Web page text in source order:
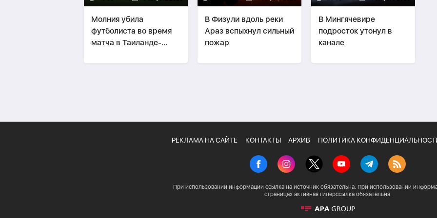
Молния убила
футболиста во время
матча в Таиланде-
В Физули вдоль реки
Араз вспыхнул сильный
пожар
В Мингячевире
подросток утонул в
канале
РЕКЛАМА НА САЙТЕ КОНТАКТЫ АРХИВ ПОЛИТИКА
При использовании информации ссылка на источник обязательна. При использовании
страницах активная гиперссылка обязательна.